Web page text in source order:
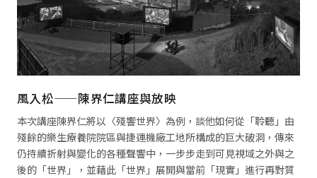
風入松——陳界仁講座與放映
本次講座陳界仁將以〈殘響世界〉為例，談他如何從「聆聽」由
殘餘的樂生療養院院區與捷運機廠工地所構成的巨大破洞，傳來
仍持續折射與變化的各種聲響中，一步步走到可見視域之外與之
後的「世界」，並藉此「世界」展開與當前「現實」進行再對質